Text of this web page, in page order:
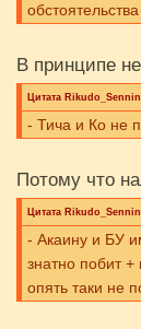
В принципе
Цитата
- Тича и Ко не
Потому что
Цитата
- Акаину и БУ
знатно побит +
опять таки не